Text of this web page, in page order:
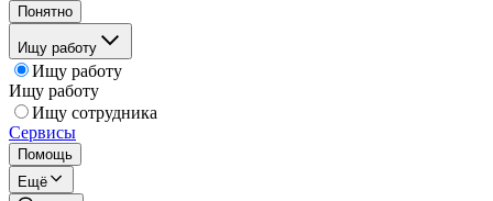
Понятно
Ищу работу
Ищу работу
Ищу работу
Ищу сотрудника
Сервисы
Помощь
Ещё